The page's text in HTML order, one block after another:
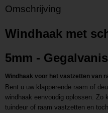
Productcode
P202312041121
L202312041121
Omschrijving
Windhaak met
5mm -
Windhaak voor het vastzetten van
Bent u uw klapperende raam of
windhaak eenvoudig oplossen. Zo
tuindeur of raam vastzetten en